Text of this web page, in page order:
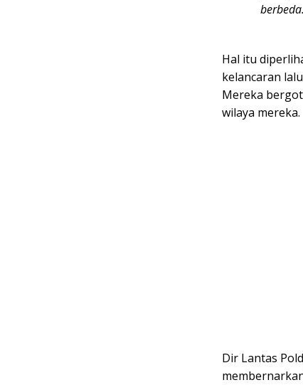
Hal itu
kelancaran
Mereka
wilaya mereka.
Dir Lantas